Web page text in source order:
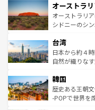
部のニューオ
文化が魅力。
しみながら、
ならではの贅沢な旅のス
情報はコンテ
ワイ島は見逃
島だが、静か
おすすめ。エ
れるおもてな
人々、おいし
ク、伝統的な
ワイを、存分に味わってほ
はコンテンツ
オーストラ
オーストラリ
シドニーのシ
リアリーフや
ク）、タスマ
ど、見どころ
いる。アクテ
ビング、ハイ
い。オースト
台湾
日本から約４
自然が織りな
ン）、静ひつ
と山間の静け
驚きをもたら
韓国
歴史ある王朝
-POPで世界を